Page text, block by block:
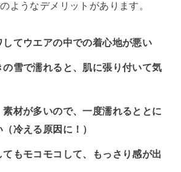
ようなデメリットがあります。
してウエアの中での着心地が悪い
の雪で濡れると、肌に張り付いて気
材が多いので、一度濡れるととに
冷える原因に！）
てもモコモコして、もっさり感が出